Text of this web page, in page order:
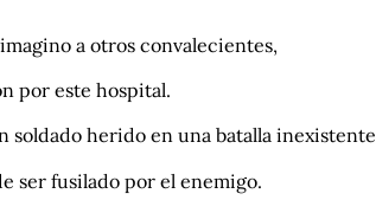
a otros convalecientes,
por este hospital.
soldado herido en una batalla inexistente
ser fusilado por el enemigo.